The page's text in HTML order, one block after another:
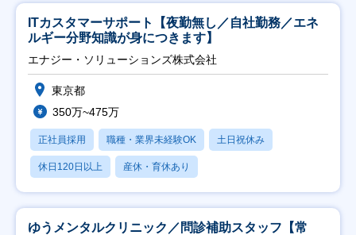
ITカスタマーサポート【夜勤無し／自社勤務／エネ
ルギー分野知識が身につきます】
エナジー・ソリューションズ株式会社
東京都
350万~475万
正社員採用 職種・業界未経験OK 土日祝休み
休日120日以上 産休・育休あり
ゆうメンタルクリニック／問診補助スタッフ【常